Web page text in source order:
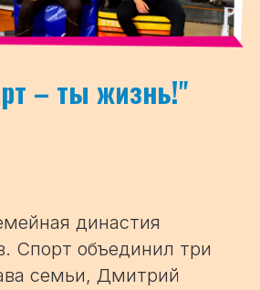
– ты жизнь!"
династия
Спорт объединил три
семьи, Дмитрий